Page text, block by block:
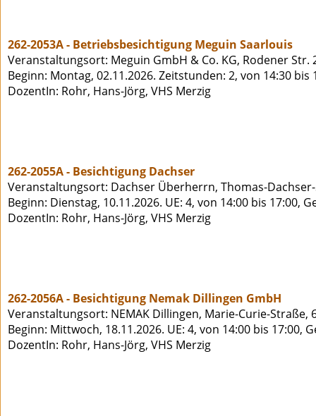
262-2053A - Betriebsbesichtigung Meguin Saarlouis
Veranstaltungsort: Meguin GmbH & Co. KG, Rodener Str.
Beginn: Montag, 02.11.2026. Zeitstunden: 2, von 14:30 bis
DozentIn: Rohr, Hans-Jörg, VHS Merzig
262-2055A - Besichtigung Dachser
Veranstaltungsort: Dachser Überherrn, Thomas-
Beginn: Dienstag, 10.11.2026. UE: 4, von 14:00 bis 17:00,
DozentIn: Rohr, Hans-Jörg, VHS Merzig
262-2056A - Besichtigung Nemak Dillingen GmbH
Veranstaltungsort: NEMAK Dillingen, Marie-Curie-Straße,
Beginn: Mittwoch, 18.11.2026. UE: 4, von 14:00 bis 17:00,
DozentIn: Rohr, Hans-Jörg, VHS Merzig